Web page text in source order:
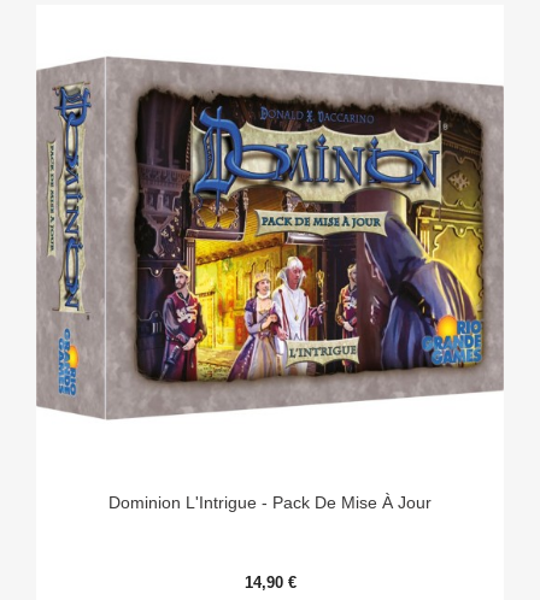
Dominion L'Intrigue - Pack De Mise À Jour
14,90 €